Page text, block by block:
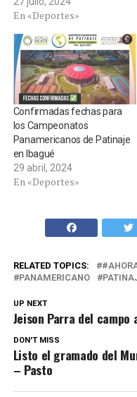
En «Deportes»
Confirmadas fechas para
los Campeonatos
Panamericanos de Patinaje
en Ibagué
29 abril, 2024
En «Deportes»
RELATED TOPICS:
PANAMERICANO
UP NEXT
Jeison Parra del
DON'T MISS
Listo el gramado del
– Pasto